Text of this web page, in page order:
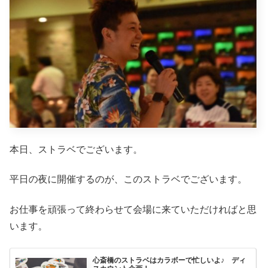
本日、ストラベでございます。
平日の夜に開催するのが、このストラベでございます。
お仕事を頑張って終わらせて会場に来ていただければと思
います。
心斎橋のストラベはカラボーで忙しいよ♪ ディ